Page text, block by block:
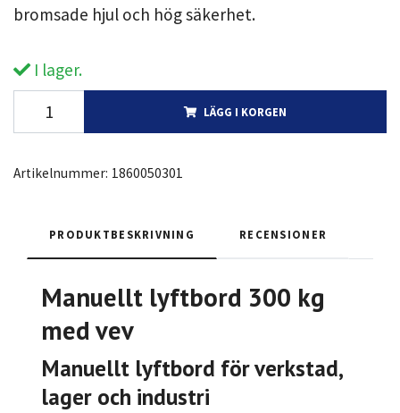
bromsade hjul och hög säkerhet.
I lager.
LÄGG I KORGEN
Artikelnummer: 1860050301
PRODUKTBESKRIVNING RECENSIONER
Manuellt lyftbord 300 kg
med vev
Manuellt lyftbord för verkstad,
lager och industri